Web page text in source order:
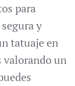
para
y
tatuaje en
valorando un